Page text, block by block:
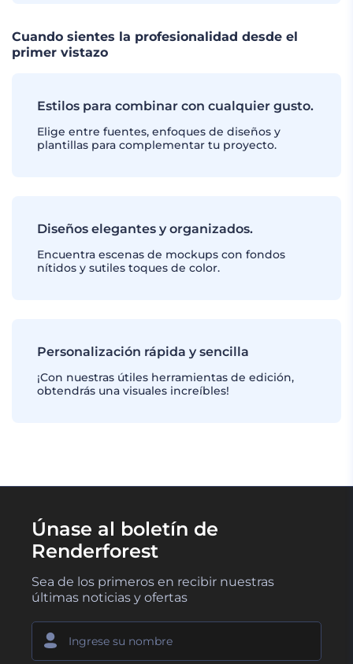
Cuando sientes la profesionalidad desde el
primer vistazo
Estilos para combinar con cualquier gusto.
Elige entre fuentes, enfoques de diseños y
plantillas para complementar tu proyecto.
Diseños elegantes y organizados.
Encuentra escenas de mockups con fondos
nítidos y sutiles toques de color.
Personalización rápida y sencilla
¡Con nuestras útiles herramientas de edición,
obtendrás una visuales increíbles!
Únase al boletín de
Renderforest
Sea de los primeros en recibir nuestras
últimas noticias y ofertas